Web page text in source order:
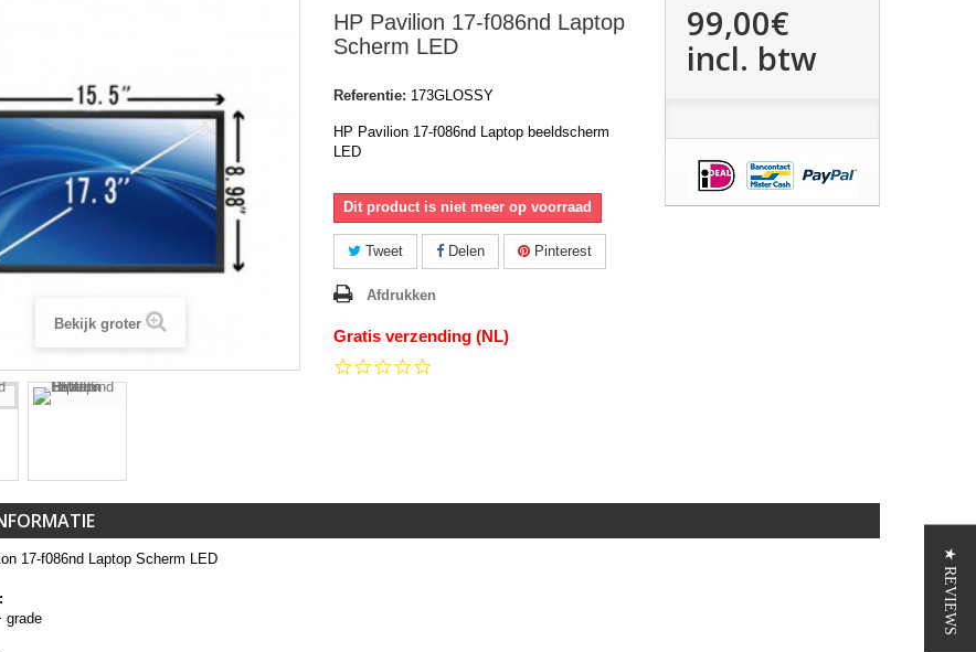
Bekijk groter
HP Pavilion 17-f086nd Laptop
Scherm LED
Referentie: 173GLOSSY
HP Pavilion 17-f086nd Laptop beeldscherm
LED
Dit product is niet meer op voorraad
Tweet Delen Pinterest
Afdrukken
Gratis verzending (NL)
99,00€
incl. btw
17-f086nd Laptop Scherm LED
grade
★ REVIEWS